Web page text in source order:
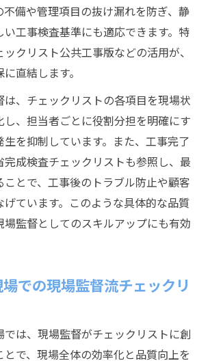
不備や管理項目の抜け漏れを防ぎ、静
い工事検査基準にも適応できます。特
クリスト公共工事版などの活用が、
直結します。
、チェックリストの各項目を現場状
、担当者ごとに役割分担を明確にす
生を抑制しています。また、工事完了
完成検査チェックリストも参照し、最
とで、工事後のトラブル防止や顧客
ています。このような具体的な品質
監督としてのスキルアップにも有効
での現場監督流チェックリ
は、現場監督がチェックリストに創
で、現場全体の効率化と品質向上を